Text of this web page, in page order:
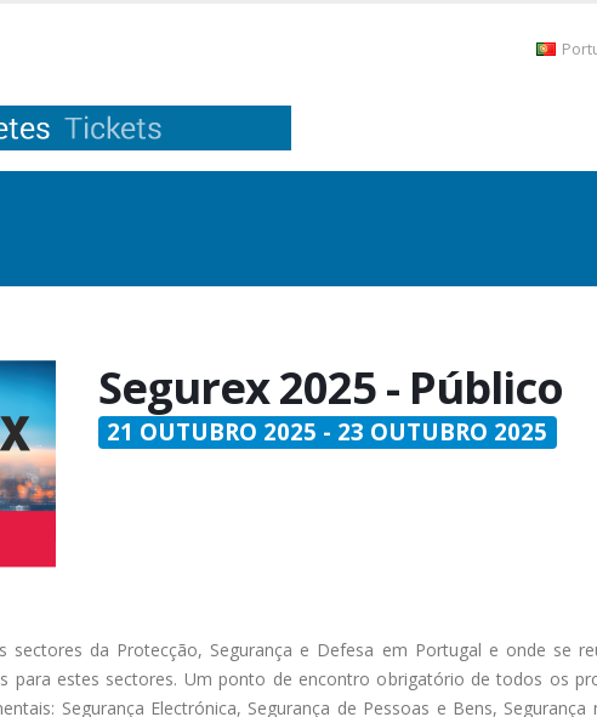
Segurex 2025 - Público
21 OUTUBRO 2025 - 23 OUTUBRO 2025
sectores da Protecção, Segurança e Defesa em Portugal e onde se
para estes sectores. Um ponto de encontro obrigatório de todos os
Segurança Electrónica, Segurança de Pessoas e Bens,